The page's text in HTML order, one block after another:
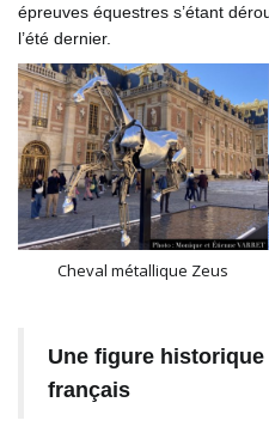
épreuves équestres s’étant
l’été dernier.
Cheval métallique Zeus
Une figure
français